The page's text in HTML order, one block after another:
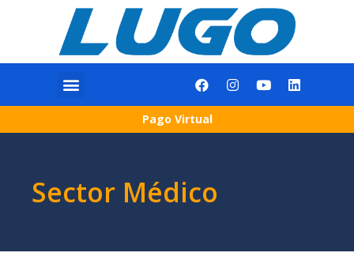
Pago Virtual
Sector Médico